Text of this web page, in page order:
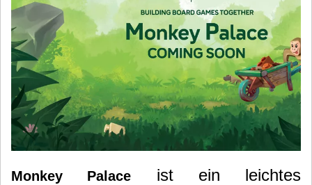
Monkey Palace
ist ein leichtes